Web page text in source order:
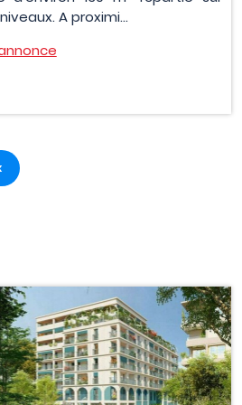
A proximi...